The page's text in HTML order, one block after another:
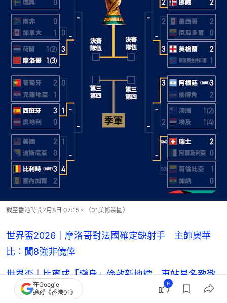
截至香港時間7月8日 07:15。（01美術製圖）
世界盃2026｜摩洛哥對法國確定缺射手 主帥奧華
比：闖8強非僥倖
世界盃｜比寧咸「變身」倫敦新地標 車站易名致敬
即成打卡熱點
在Google
追蹤《香港01》
9